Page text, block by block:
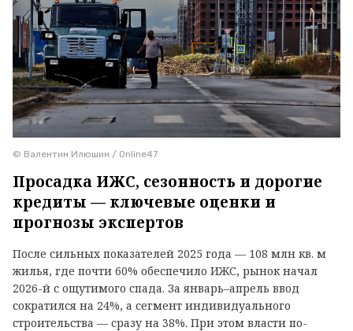
© Валентин Илюшин / Online47
Просадка ИЖС, сезонность и дорогие
кредиты — ключевые оценки и
прогнозы экспертов
После сильных показателей 2025 года — 108 млн кв. м
жилья, где почти 60% обеспечило ИЖС, рынок начал
2026-й с ощутимого спада. За январь–апрель ввод
сократился на 24%, а сегмент индивидуального
строительства — сразу на 38%. При этом власти по-